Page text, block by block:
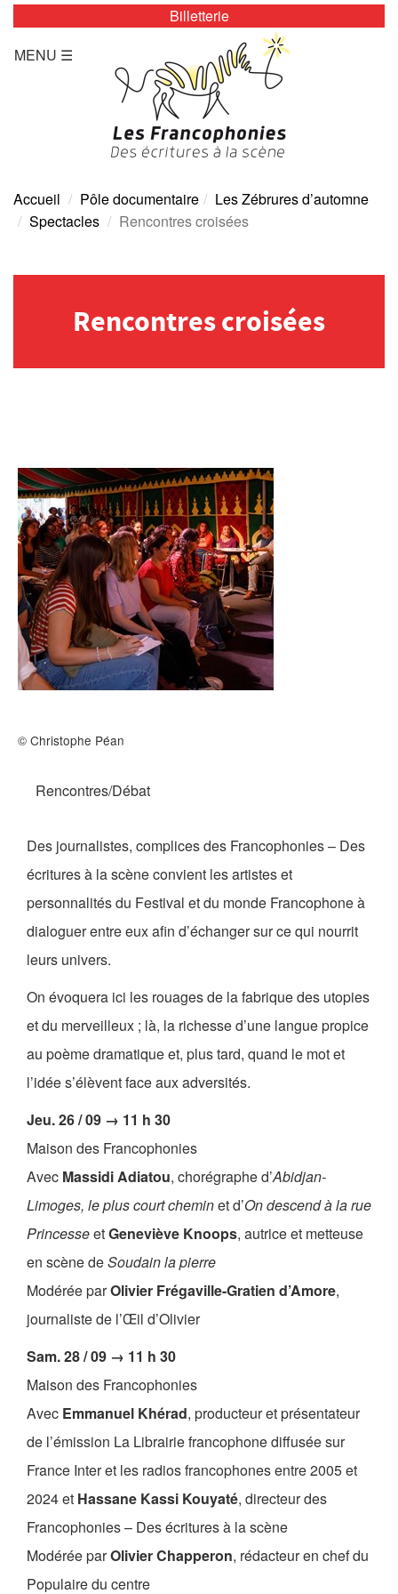
LES ZÉBRURES
Programmation/Calendrier
Presse
Tarifs
Archives
TOUTE L’ANNÉE
MAISON DES AUTEURS·RICES
Présentation
Les résidences
Prix littéraires
Auteurs en résidence
ACTIONS CULTURELLES
Les Zébrures du printemps
Archives numériques
PROJET ARTISTIQUE
le Pole Francophone à Limoges
Missions
Billetterie
MENU ☰
Accueil Pôle documentaire
Les Zébrures d’automne
Spectacles
Rencontres croisées
Rencontres croisées
© Christophe Péan
Rencontres/Débat
Des journalistes, complices des Francophonies – Des
écritures à la scène convient les artistes et
personnalités du Festival et du monde Francophone à
dialoguer entre eux afin d’échanger sur ce qui nourrit
leurs univers.
On évoquera ici les rouages de la fabrique des utopies
et du merveilleux ; là, la richesse d’une langue propice
au poème dramatique et, plus tard, quand le mot et
l’idée s’élèvent face aux adversités.
Jeu. 26 / 09 → 11 h 30
Maison des Francophonies
Avec Massidi Adiatou, chorégraphe d’Abidjan-
Limoges, le plus court cheminet d’On descend à la rue
PrincesseetGeneviève Knoops, autrice et metteuse
en scène deSoudain la pierre
Modérée parOlivier Frégaville-Gratien d’Amore,
journaliste de l’Œil d’Olivier
Sam. 28 / 09 → 11 h 30
Maison des Francophonies
Avec Emmanuel Khérad, producteur et présentateur
de l’émission La Librairie francophone diffusée sur
France Inter et les radios francophones entre 2005 et
2024 et Hassane Kassi Kouyaté, directeur des
Francophonies – Des écritures à la scène
Modérée parOlivier Chapperon, rédacteur en chef du
Populaire du centre